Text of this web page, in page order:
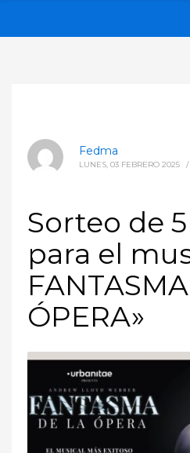
Fedma
LUNES, 03 FEBRERO 2025 /
Sorteo de
para el
ÓPERA»